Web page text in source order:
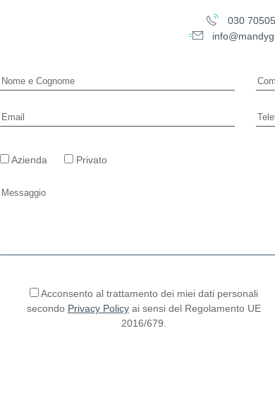
030
Azienda Privato
Acconsento al trattamento dei miei dati personali
secondo Privacy Policyai sensi del Regolamento UE
2016/679.